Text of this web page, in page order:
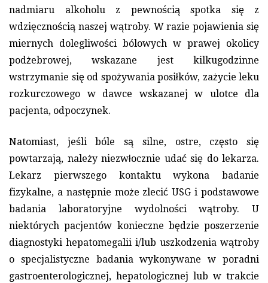
nadmiaru alkoholu z pewnością spotka się z
wdzięcznością naszej wątroby. W razie pojawienia się
miernych dolegliwości bólowych w prawej okolicy
podżebrowej, wskazane jest kilkugodzinne
wstrzymanie się od spożywania posiłków, zażycie leku
rozkurczowego w dawce wskazanej w ulotce dla
pacjenta, odpoczynek.
Natomiast, jeśli bóle są silne, ostre, często się
powtarzają, należy niezwłocznie udać się do lekarza.
Lekarz pierwszego kontaktu wykona badanie
fizykalne, a następnie może zlecić USG i podstawowe
badania laboratoryjne wydolności wątroby. U
niektórych pacjentów konieczne będzie poszerzenie
diagnostyki hepatomegalii i/lub uszkodzenia wątroby
o specjalistyczne badania wykonywane w poradni
gastroenterologicznej, hepatologicznej lub w trakcie